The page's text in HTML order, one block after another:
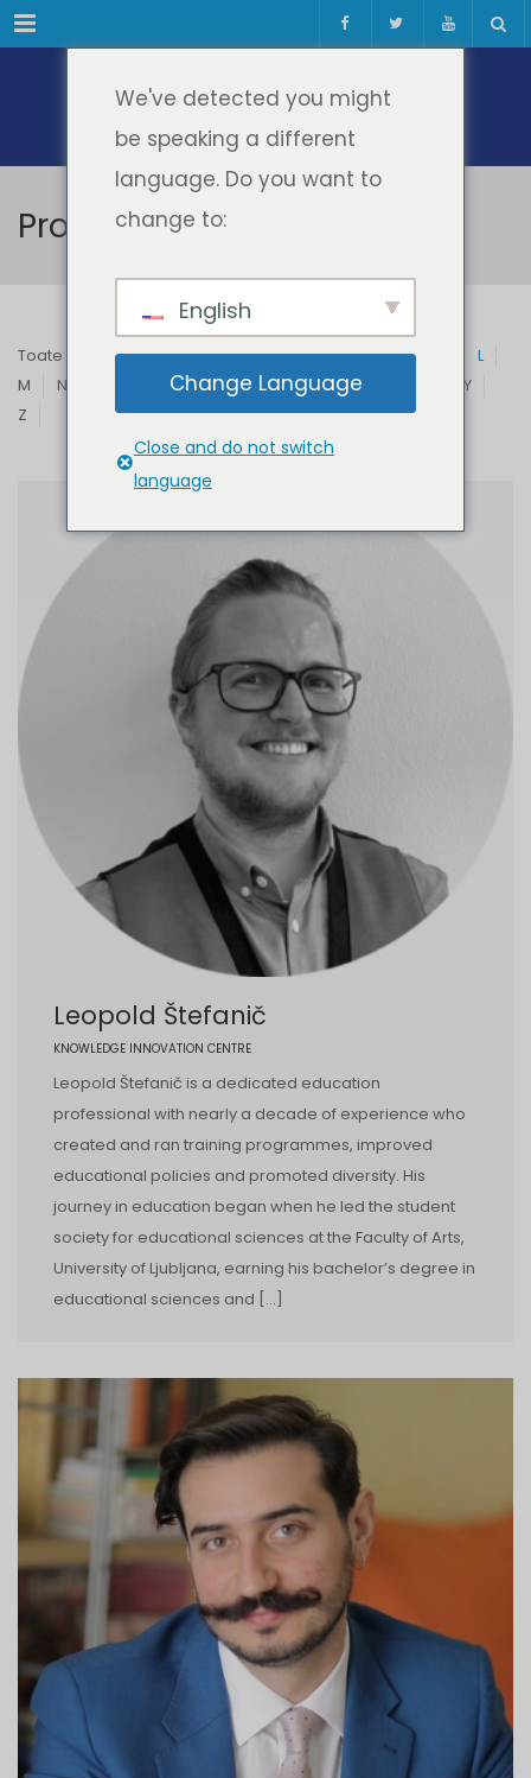
Meniul
Profesori & Invitați
Toate B C D E F G H I J
L
M
N Q R S T U V
Y
Z
Leopold Štefanič
KNOWLEDGE INNOVATION CENTRE
Leopold Štefanič is a dedicated education
professional with nearly a decade of experience who
created and ran training programmes, improved
educational policies and promoted diversity. His
journey in education began when he led the student
society for educational sciences at the Faculty of Arts,
University of Ljubljana, earning his bachelor’s degree in
educational sciences and […]
We've detected you might
be speaking a different
language. Do you want to
change to:
English
Change Language
Close and do not switch
language